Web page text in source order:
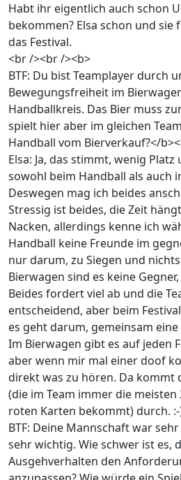
Habt ihr eigentlich auch schon
bekommen? Elsa schon und
das Festival.
<br /><br /><b>
BTF: Du bist Teamplayer durch
Bewegungsfreiheit im
Handballkreis. Das Bier muss
spielt hier aber im gleichen
Handball vom Bierverkauf?</
Elsa: Ja, das stimmt, wenig
sowohl beim Handball als auch
Deswegen mag ich beides
Stressig ist beides, die Zeit
Nacken, allerdings kenne ich
Handball keine Freunde im
nur darum, zu Siegen und
Bierwagen sind es keine
Beides fordert viel ab und die
entscheidend, aber beim
es geht darum, gemeinsam
Im Bierwagen gibt es auf jeden
aber wenn mir mal einer doof
direkt was zu hören. Da kommt
(die im Team immer die
roten Karten bekommt) durch.
BTF: Deine Mannschaft war
sehr wichtig. Wie schwer ist es,
Ausgehverhalten den